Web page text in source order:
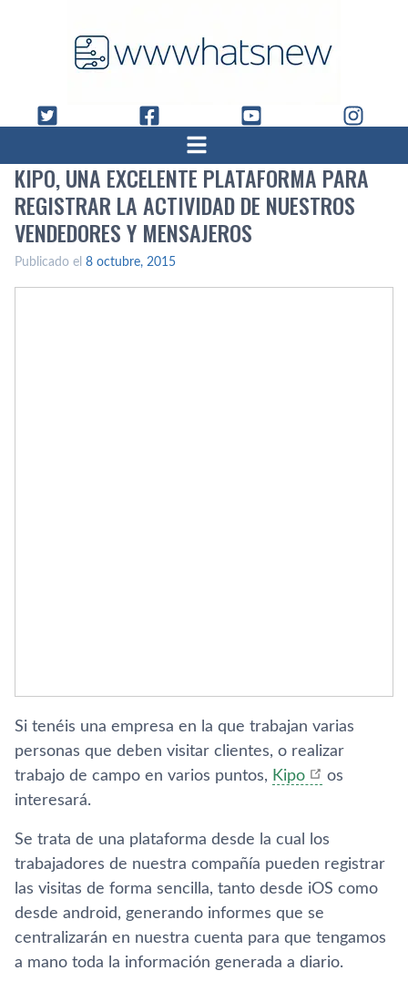
KIPO, UNA EXCELENTE PLATAFORMA PARA
REGISTRAR LA ACTIVIDAD DE NUESTROS
VENDEDORES Y MENSAJEROS
Publicado el 8 octubre, 2015
Si tenéis una empresa en la que trabajan varias
personas que deben visitar clientes, o realizar
trabajo de campo en varios puntos, Kipo
os
interesará.
Se trata de una plataforma desde la cual los
trabajadores de nuestra compañí­a pueden registrar
las visitas de forma sencilla, tanto desde iOS como
desde android, generando informes que se
centralizarán en nuestra cuenta para que tengamos
a mano toda la información generada a diario.